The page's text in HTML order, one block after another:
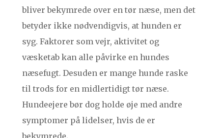
bliver bekymrede over en tør næse, men det
betyder ikke nødvendigvis, at hunden er
syg. Faktorer som vejr, aktivitet og
væsketab kan alle påvirke en hundes
næsefugt. Desuden er mange hunde raske
til trods for en midlertidigt tør næse.
Hundeejere bør dog holde øje med andre
symptomer på lidelser, hvis de er